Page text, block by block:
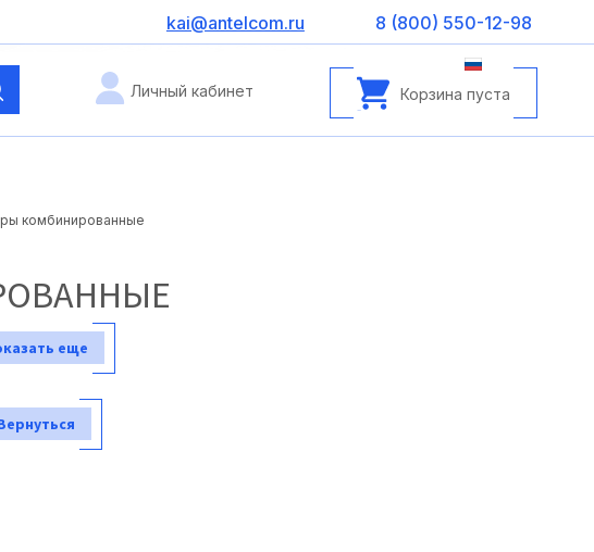
8 (800) 550-12-98
kai@antelcom.ru
Корзина пуста
Личный кабинет
комбинированные
еще